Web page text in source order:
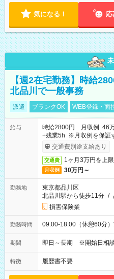
気になる！ 応
【週2在宅勤務】時給
北品川で一般事務
派遣 ブランクOK WEB登録・面
給与
時給2800円 月収例 46
+残業5h ※月収例を保証
交通費別途支給あり
交通費 1ヶ月3万円を上
月収例 30万円～
勤務地
東京都品川区
北品川駅から徒歩11分 /
損害保険業
勤務時間 09:00-18:00（休憩60分）
期間 即日～長期 ※開始日相
特徴 履歴書不要